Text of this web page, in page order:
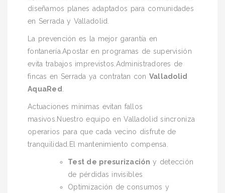
diseñamos planes adaptados para comunidades
en Serrada y Valladolid.
La prevención es la mejor garantía en
fontanería.Apostar en programas de supervisión
evita trabajos imprevistos.Administradores de
fincas en Serrada ya contratan con Valladolid
AquaRed
Actuaciones mínimas evitan fallos
masivos.Nuestro equipo en Valladolid sincroniza
operarios para que cada vecino disfrute de
tranquilidad.El mantenimiento compensa.
Test de presurización y detección
de pérdidas invisibles
Optimización de consumos y